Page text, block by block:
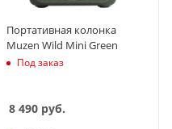
Портативная колонка
Muzen Wild Mini Green
Под заказ
8 490руб.